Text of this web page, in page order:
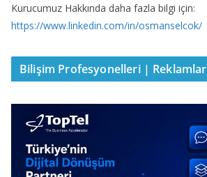
Kurucumuz Hakkında daha fazla bilgi için:
https://www.linkedin.com/in/osmanselcok/
Bilişim Profesyonelleri | Reklamlar